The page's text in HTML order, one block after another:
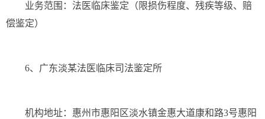
业务范围：法医临床鉴定（限损伤程度、残疾等级、赔
偿鉴定）
6、广东淡某法医临床司法鉴定所
机构地址：惠州市惠阳区淡水镇金惠大道康和路3号惠阳